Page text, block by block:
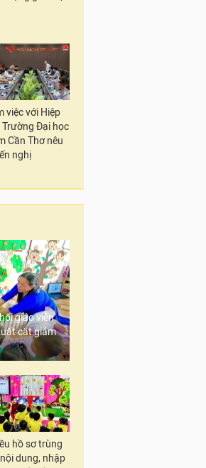
việc với Hiệp
Trường Đại học
Cần Thơ nêu
nghị
giáo viên
cắt giảm
hồ sơ trùng
dung, nhập